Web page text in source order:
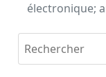
électronique;